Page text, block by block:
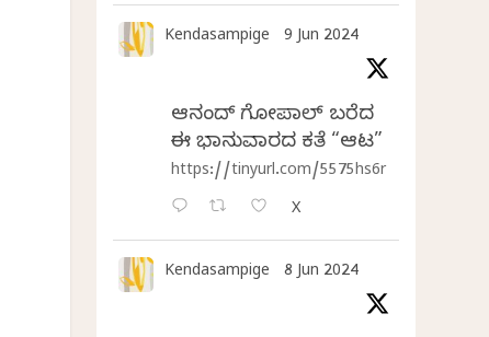
Kendasampige 9 Jun 2024
ಆನಂದ್‌ ಗೋಪಾಲ್‌ ಬರೆದ
ಈ ಭಾನುವಾರದ ಕತೆ “ಆಟ”
https://tinyurl.com/5575hs6r
X
Kendasampige 8 Jun 2024